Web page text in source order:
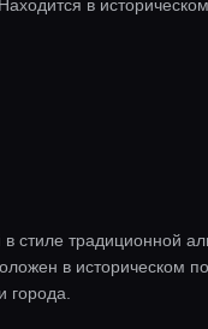
в
традиционной
в историческом